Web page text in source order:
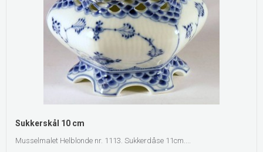
Sukkerskål 10 cm
Musselmalet Helblonde nr. 1113. Sukkerdåse 11cm....